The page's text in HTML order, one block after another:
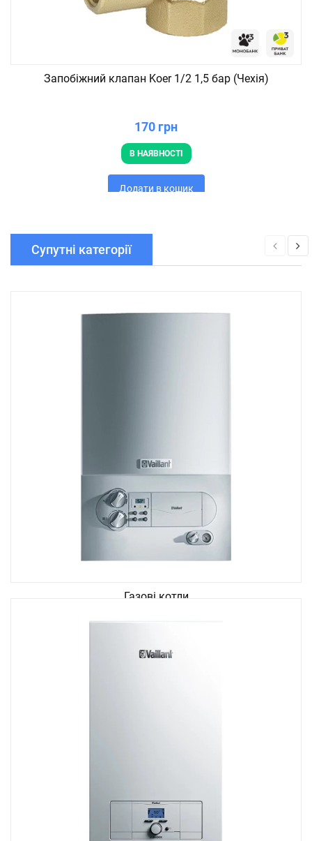
Запобіжний клапан Koer 1/2 1,5 бар (Чехія)
170 грн
В НАЯВНОСТІ
Додати в кошик
Супутні категорії
Газові котли